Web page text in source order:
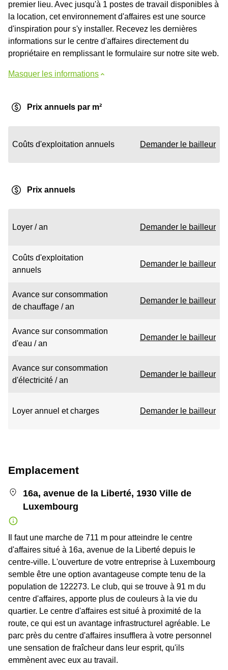
premier lieu. Avec jusqu'à 1 postes de travail disponibles à
la location, cet environnement d'affaires est une source
d'inspiration pour s'y installer. Recevez les dernières
informations sur le centre d'affaires directement du
propriétaire en remplissant le formulaire sur notre site web.
Masquer les informations
Prix annuels par m²
Coûts d'exploitation annuels Demander le bailleur
Prix annuels
Loyer / an Demander le bailleur
Coûts d'exploitation
annuels
Demander le bailleur
Avance sur consommation
de chauffage / an
Demander le bailleur
Avance sur consommation
d'eau / an
Demander le bailleur
Avance sur consommation
d'électricité / an
Demander le bailleur
Loyer annuel et charges Demander le bailleur
Emplacement
16a, avenue de la Liberté, 1930 Ville de
Luxembourg
Il faut une marche de 711 m pour atteindre le centre
d'affaires situé à 16a, avenue de la Liberté depuis le
centre-ville. L'ouverture de votre entreprise à Luxembourg
semble être une option avantageuse compte tenu de la
population de 122273. Le club, qui se trouve à 91 m du
centre d'affaires, apporte plus de couleurs à la vie du
quartier. Le centre d'affaires est situé à proximité de la
route, ce qui est un avantage infrastructurel agréable. Le
parc près du centre d'affaires insufflera à votre personnel
une sensation de fraîcheur dans leur esprit, qu'ils
emmènent avec eux au travail.